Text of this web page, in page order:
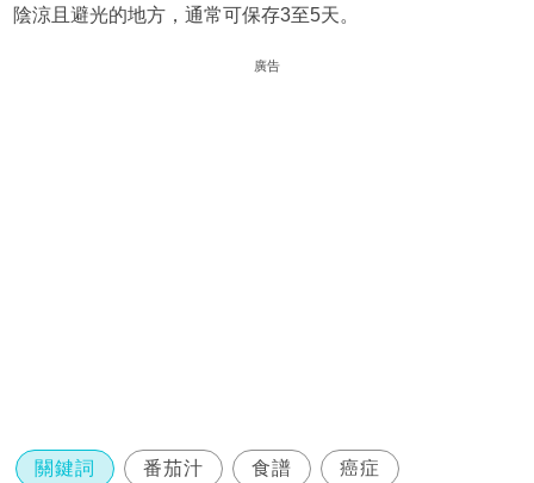
陰涼且避光的地方，通常可保存3至5天。
廣告
關鍵詞 番茄汁 食譜 癌症